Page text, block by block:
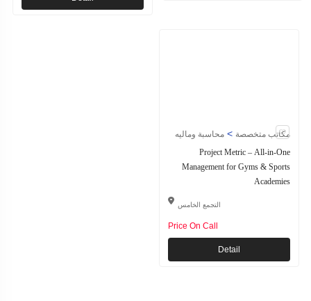
مكاتب متخصصة > محاسبة وماليه
Project Metric – All-in-One
Management for Gyms & Sports
Academies
التجمع الخامس
Price On Call
Detail